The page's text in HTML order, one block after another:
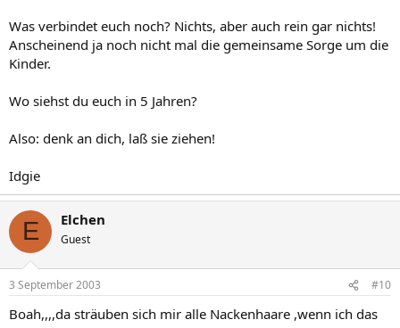
Was verbindet euch noch? Nichts, aber auch rein gar nichts!
Anscheinend ja noch nicht mal die gemeinsame Sorge um die
Kinder.
Wo siehst du euch in 5 Jahren?
Also: denk an dich, laß sie ziehen!
Idgie
E Elchen
Guest
3 September 2003 #10
Boah,,,,da sträuben sich mir alle Nackenhaare ,wenn ich das